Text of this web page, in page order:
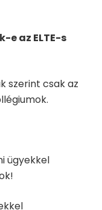
az ELTE-s
szerint csak az
ügyekkel